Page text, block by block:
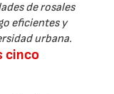
de rosales
eficientes y
urbana.
cinco